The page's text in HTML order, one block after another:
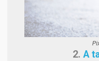
2. A